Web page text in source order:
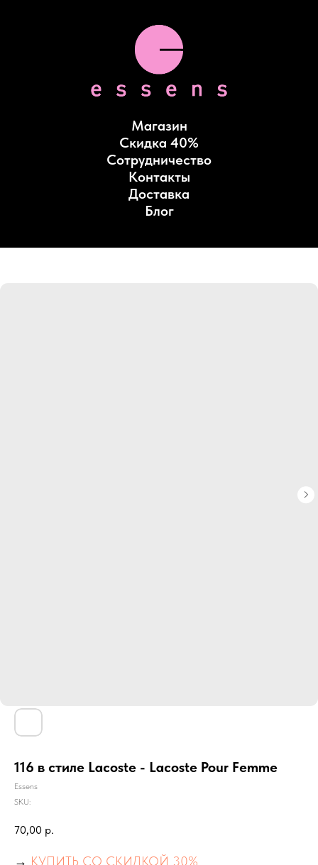
Магазин
Скидка 40%
Сотрудничество
Контакты
Доставка
Блог
116 в стиле Lacoste - Lacoste Pour Femme
Essens
SKU:
70,00 р.
→ КУПИТЬ СО СКИДКОЙ 30%